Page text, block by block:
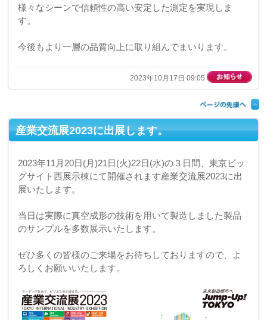
ぜひ多くの皆様のご来場をお待ちしておりますので、よ
https://www.sangyo-koryuten.tokyo/
2023年08月29日 12:58
夏季休暇のお知らせ
弊社では下記の期間を夏季休業日といたしますので、予
めご了承くださいますようお願い申し上げます。
2023年8月11日(金) ― 8月20日(日)